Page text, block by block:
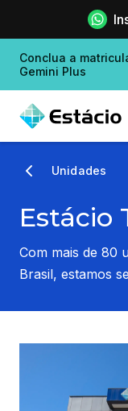
Conclua a
Gemini Plus
Unidades
Estácio
Com mais de 80
Brasil, estamos